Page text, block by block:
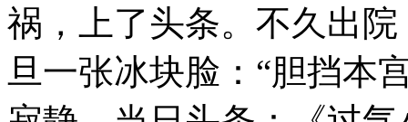
祸，上了头条。不久出
旦一张冰块脸：“胆挡本